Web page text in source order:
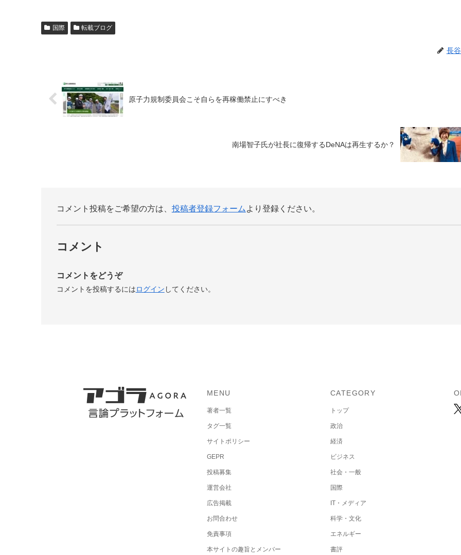
国際 転載ブログ
長
原子力規制委員会こそ自らを再稼働禁止にすべき
南場智子氏が社長に復帰するDeNAは再生するか？
コメント投稿をご希望の方は、 投稿者登録フォーム より登録ください。
コメント
コメントをどうぞ
コメントを投稿するにはログイン してください。
MENU
著者一覧
タグ一覧
サイトポリシー
GEPR
投稿募集
運営会社
広告掲載
お問合わせ
免責事項
本サイトの趣旨とメンバー
CATEGORY
トップ
政治
経済
ビジネス
社会・一般
国際
IT・メディア
科学・文化
エネルギー
書評